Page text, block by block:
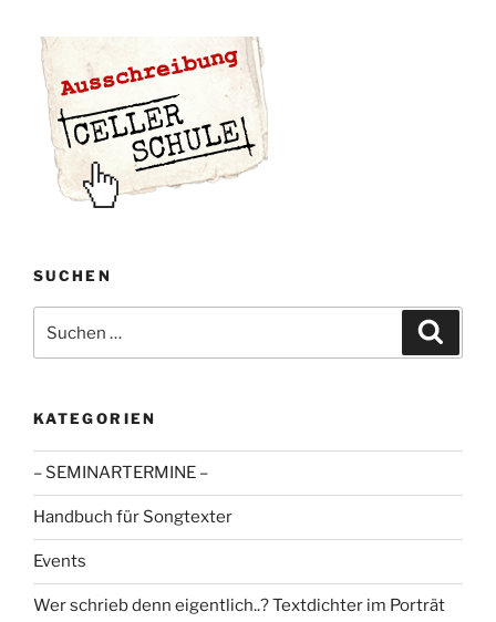
SUCHEN
nach:
KATEGORIEN
– SEMINARTERMINE –
Handbuch für Songtexter
Events
Wer schrieb denn eigentlich..? Textdichter im Porträt